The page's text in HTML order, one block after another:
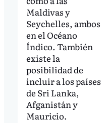
Maldivas y
Seychelles, ambos
en el Océano
Índico. También
existe la
posibilidad de
incluir a los países
de Sri Lanka,
Afganistán y
Mauricio.